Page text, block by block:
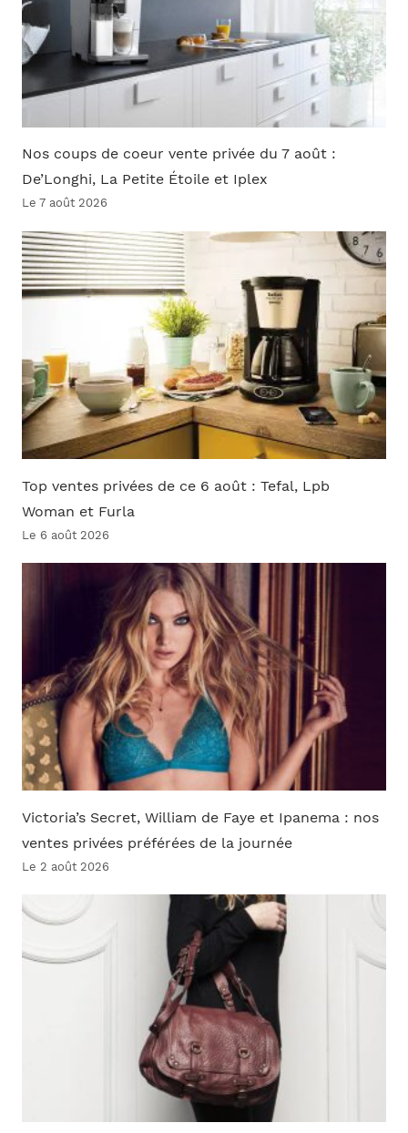
Nos coups de coeur vente privée du 7 août :
De’Longhi, La Petite Étoile et Iplex
Le 7 août 2026
Top ventes privées de ce 6 août : Tefal, Lpb
Woman et Furla
Le 6 août 2026
Victoria’s Secret, William de Faye et Ipanema : nos
ventes privées préférées de la journée
Le 2 août 2026